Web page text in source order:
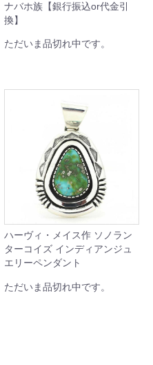
ナバホ族【銀行振込or代金引
換】
ただいま品切れ中です。
ハーヴィ・メイス作 ソノラン
ターコイズ インディアンジュ
エリーペンダント
ただいま品切れ中です。